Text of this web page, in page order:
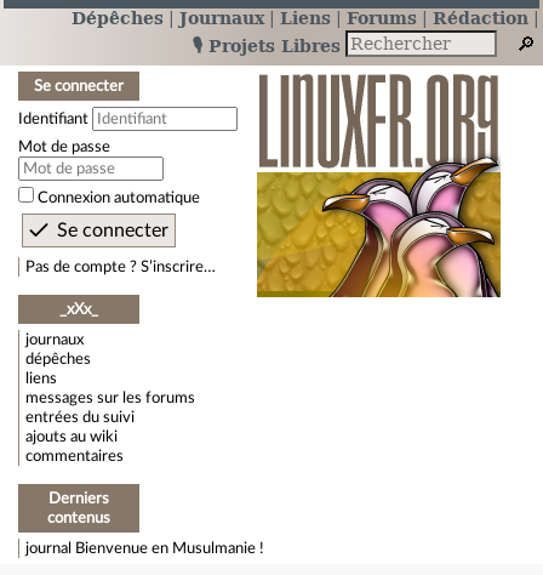
Dépêches Journaux Liens Forums
Rédaction
🎙️ Projets Libres
Se connecter
Identifiant
Mot de passe
Connexion automatique
Pas de compte ? S’inscrire…
_xXx_
journaux
dépêches
liens
messages sur les forums
entrées du suivi
ajouts au wiki
commentaires
Derniers
contenus
journal Bienvenue en Musulmanie !